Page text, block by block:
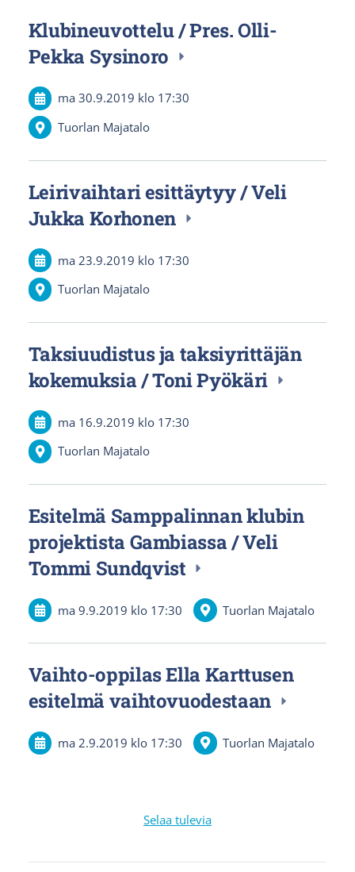
Klubineuvottelu / Pres. Olli-
Pekka Sysinoro
ma 30.9.2019 klo 17:30
Tuorlan Majatalo
Leirivaihtari esittäytyy / Veli
Jukka Korhonen
ma 23.9.2019 klo 17:30
Tuorlan Majatalo
Taksiuudistus ja taksiyrittäjän
kokemuksia / Toni Pyökäri
ma 16.9.2019 klo 17:30
Tuorlan Majatalo
Esitelmä Samppalinnan klubin
projektista Gambiassa / Veli
Tommi Sundqvist
ma 9.9.2019 klo 17:30 Tuorlan Majatalo
Vaihto-oppilas Ella Karttusen
esitelmä vaihtovuodestaan
ma 2.9.2019 klo 17:30 Tuorlan Majatalo
Selaa tulevia